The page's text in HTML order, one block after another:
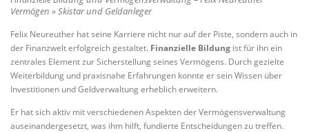
Vermögen » Skistar und Geldanleger
Felix Neureuther hat seine Karriere nicht nur auf der Piste, sondern auch in
der Finanzwelt erfolgreich gestaltet. Finanzielle Bildung ist für ihn ein
zentrales Element zur Sicherstellung seines Vermögens. Durch gezielte
Weiterbildung und praxisnahe Erfahrungen konnte er sein Wissen über
Investitionen und Geldverwaltung erheblich erweitern.
Er hat sich aktiv mit verschiedenen Aspekten der Vermögensverwaltung
auseinandergesetzt, was ihm hilft, fundierte Entscheidungen zu treffen.